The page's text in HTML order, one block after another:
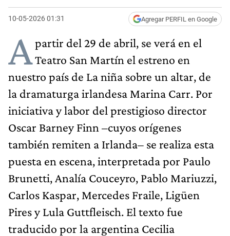
10-05-2026 01:31 Agregar PERFIL en Google
Apartir del 29 de abril, se verá en el
Teatro San Martín el estreno en
nuestro país de La niña sobre un altar, de
la dramaturga irlandesa Marina Carr. Por
iniciativa y labor del prestigioso director
Oscar Barney Finn –cuyos orígenes
también remiten a Irlanda– se realiza esta
puesta en escena, interpretada por Paulo
Brunetti, Analía Couceyro, Pablo Mariuzzi,
Carlos Kaspar, Mercedes Fraile, Ligüen
Pires y Lula Guttfleisch. El texto fue
traducido por la argentina Cecilia